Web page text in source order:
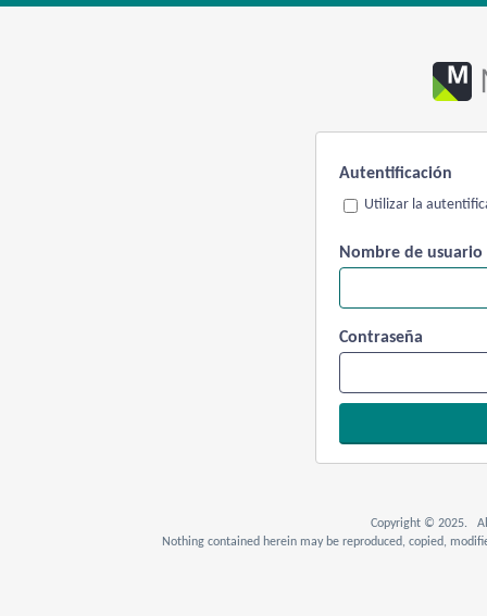
Autentificación
Utilizar la
Nombre de usuario
Contraseña
Copyright © 2025. All
Nothing contained herein may be reproduced, copied,